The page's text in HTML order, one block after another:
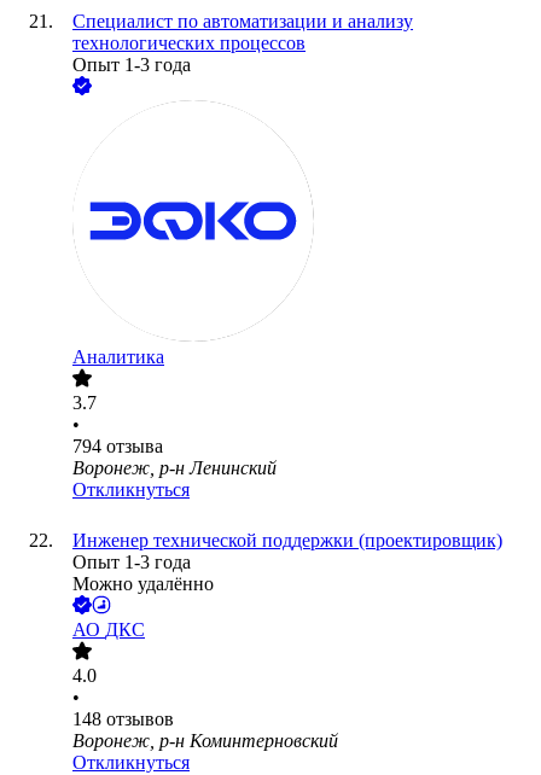
Специалист по автоматизации и анализу
технологических процессов
Опыт 1-3 года
Аналитика
3.7
•
794 отзыва
Воронеж, р-н Ленинский
Откликнуться
Инженер технической поддержки (проектировщик)
Опыт 1-3 года
Можно удалённо
АО ДКС
4.0
•
148 отзывов
Воронеж, р-н Коминтерновский
Откликнуться